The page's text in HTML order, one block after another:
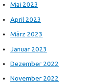
Mai 2023
April 2023
März 2023
Januar 2023
Dezember 2022
November 2022